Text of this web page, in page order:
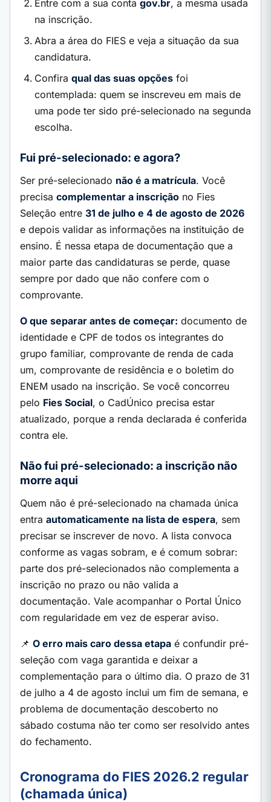
Entre com a sua conta gov.br, a mesma usada
na inscrição.
Abra a área do FIES e veja a situação da sua
candidatura.
Confira qual das suas opções foi
contemplada: quem se inscreveu em mais de
uma pode ter sido pré-selecionado na segunda
escolha.
Fui pré-selecionado: e agora?
Ser pré-selecionado não é a matrícula. Você
precisa complementar a inscrição no Fies
Seleção entre 31 de julho e 4 de agosto de 2026
e depois validar as informações na instituição de
ensino. É nessa etapa de documentação que a
maior parte das candidaturas se perde, quase
sempre por dado que não confere com o
comprovante.
O que separar antes de começar: documento de
identidade e CPF de todos os integrantes do
grupo familiar, comprovante de renda de cada
um, comprovante de residência e o boletim do
ENEM usado na inscrição. Se você concorreu
pelo Fies Social, o CadÚnico precisa estar
atualizado, porque a renda declarada é conferida
contra ele.
Não fui pré-selecionado: a inscrição não
morre aqui
Quem não é pré-selecionado na chamada única
entra automaticamente na lista de espera, sem
precisar se inscrever de novo. A lista convoca
conforme as vagas sobram, e é comum sobrar:
parte dos pré-selecionados não complementa a
inscrição no prazo ou não valida a
documentação. Vale acompanhar o Portal Único
com regularidade em vez de esperar aviso.
📌 O erro mais caro dessa etapa é confundir pré-
seleção com vaga garantida e deixar a
complementação para o último dia. O prazo de 31
de julho a 4 de agosto inclui um fim de semana, e
problema de documentação descoberto no
sábado costuma não ter como ser resolvido antes
do fechamento.
Cronograma do FIES 2026.2 regular
(chamada única)